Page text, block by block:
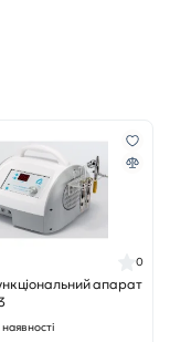
апарат
0